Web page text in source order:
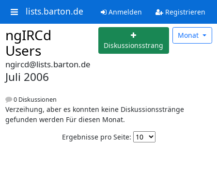
lists.barton.de Anmelden Registrieren
ngIRCd
Users
Diskussionsstrang
Monat
ngircd@lists.barton.de
Juli 2006
0 Diskussionen
Verzeihung, aber es konnten keine Diskussionsstränge
gefunden werden Für diesen Monat.
Ergebnisse pro Seite: